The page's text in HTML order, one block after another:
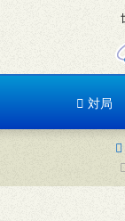
対局